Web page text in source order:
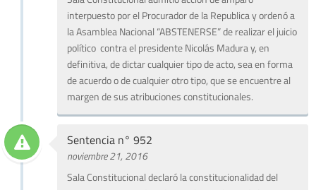
interpuesto por el Procurador de la Republica y ordenó a
la Asamblea Nacional “ABSTENERSE” de realizar el juicio
político contra el presidente Nicolás Madura y, en
definitiva, de dictar cualquier tipo de acto, sea en forma
de acuerdo o de cualquier otro tipo, que se encuentre al
margen de sus atribuciones constitucionales.
Sentencia n° 952
noviembre 21, 2016
Sala Constitucional declaró la constitucionalidad del